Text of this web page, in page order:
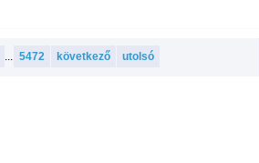
... 5472 következő utolsó